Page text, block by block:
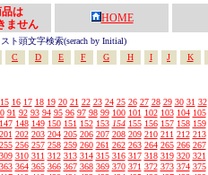
は
ません
HOME
ト頭文字検索(serach by Initial)
C
D E F G H I J K
15 16 17 18 19 20 21 22 23 24 25 26 27 28 29 30 31 32
91 92 93 94 95 96 97 98 99 100 101 102 103 104 105
148 149 150 151 152 153 154 155 156 157 158 159
202 203 204 205 206 207 208 209 210 211 212 213
256 257 258 259 260 261 262 263 264 265 266 267
310 311 312 313 314 315 316 317 318 319 320 321
364 365 366 367 368 369 370 371 372 373 374 375